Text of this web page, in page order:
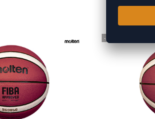
-29%